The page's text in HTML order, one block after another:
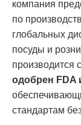
компания
по
глобальных
посуды и
производится
одобрен FDA
стандартам